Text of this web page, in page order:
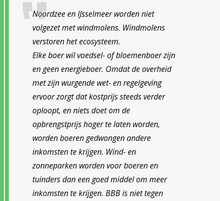
Noordzee en IJsselmeer worden niet
volgezet met windmolens. Windmolens
verstoren het ecosysteem.
Elke boer wil voedsel- of bloemenboer zijn
en geen energieboer. Omdat de overheid
met zijn wurgende wet- en regelgeving
ervoor zorgt dat kostprijs steeds verder
oploopt, en niets doet om de
opbrengstprijs hoger te laten worden,
worden boeren gedwongen andere
inkomsten te krijgen. Wind- en
zonneparken worden voor boeren en
tuinders dan een goed middel om meer
inkomsten te krijgen. BBB is niet tegen